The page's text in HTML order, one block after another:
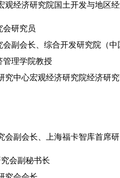
观经济研究院国土开发与地区
会研究员
会副会长、综合开发研究院（中
管理学院教授
究中心宏观经济研究院经济研
会副会长、上海福卡智库首席
究会副秘书长